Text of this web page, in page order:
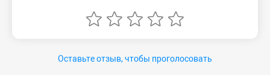
Оставьте отзыв, чтобы проголосовать